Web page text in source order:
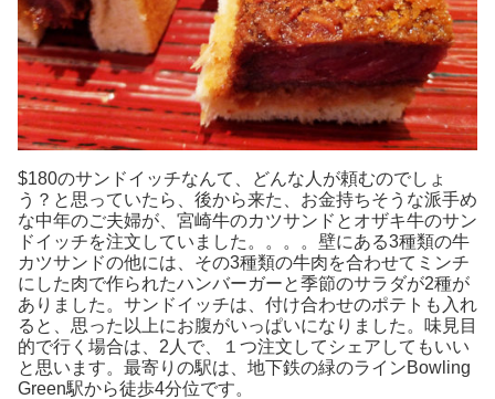
$180のサンドイッチなんて、どんな人が頼むのでしょ
う？と思っていたら、後から来た、お金持ちそうな派手め
な中年のご夫婦が、宮崎牛のカツサンドとオザキ牛のサン
ドイッチを注文していました。。。。壁にある3種類の牛
カツサンドの他には、その3種類の牛肉を合わせてミンチ
にした肉で作られたハンバーガーと季節のサラダが2種が
ありました。サンドイッチは、付け合わせのポテトも入れ
ると、思った以上にお腹がいっぱいになりました。味見目
的で行く場合は、2人で、１つ注文してシェアしてもいい
と思います。最寄りの駅は、地下鉄の緑のラインBowling
Green駅から徒歩4分位です。